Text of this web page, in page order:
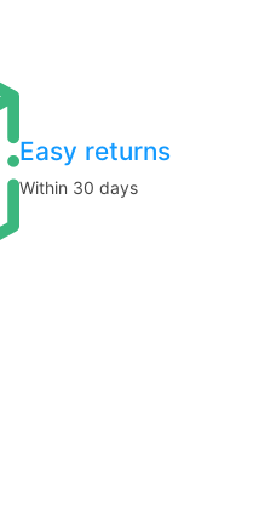
Easy returns
Within 30 days